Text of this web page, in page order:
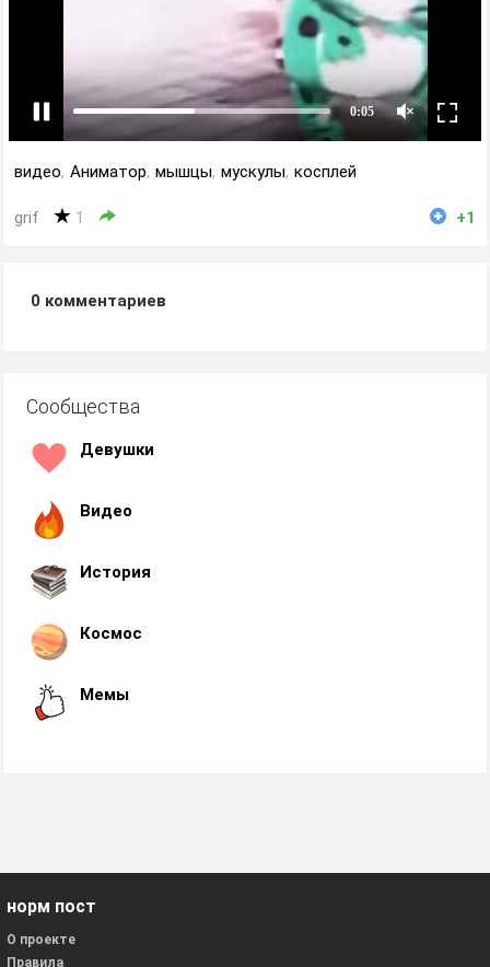
видео, Аниматор, мышцы, мускулы, косплей
grif 1 +1
0 комментариев
Сообщества
Девушки
Видео
История
Космос
Мемы
норм пост
О проекте
Правила